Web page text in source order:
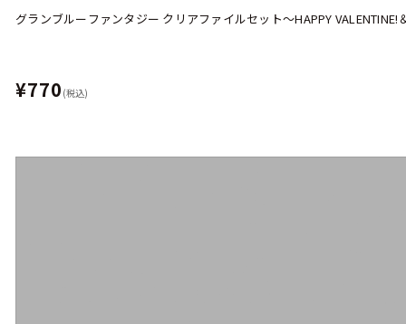
グランブルーファンタジー クリアファイルセット～HAPPY
¥770 (税込)